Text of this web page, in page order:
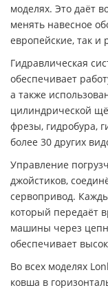
моделях. Это даёт
менять навесное
европейские, так и
Гидравлическая
обеспечивает
а также
цилиндрической
фрезы, гидробура,
более 30 других
Управление
джойстиков,
сервопривод.
который передаёт
машины через
обеспечивает
Во всех моделях
ковша в